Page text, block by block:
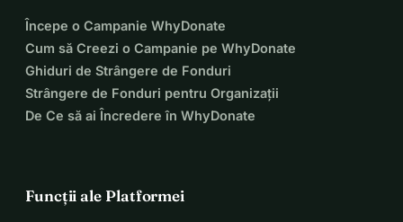
Începe o Campanie WhyDonate
Cum să Creezi o Campanie pe WhyDonate
Ghiduri de Strângere de Fonduri
Strângere de Fonduri pentru Organizații
De Ce să ai Încredere în WhyDonate
Funcții ale Platformei